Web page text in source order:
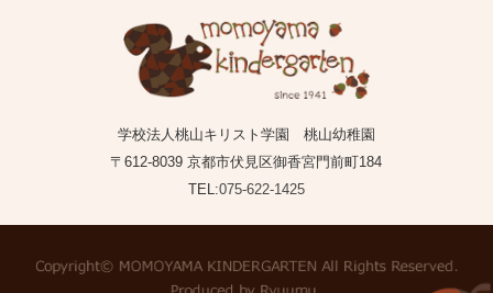
学校法人桃山キリスト学園 桃山幼稚園
〒612-8039 京都市伏見区御香宮門前町184
TEL:075-622-1425